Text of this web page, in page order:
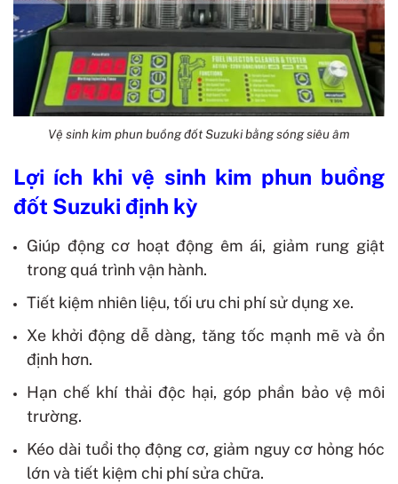
Vệ sinh kim phun buồng đốt Suzuki bằng sóng siêu âm
Lợi ích khi vệ sinh kim phun buồng
đốt Suzuki định kỳ
Giúp động cơ hoạt động êm ái, giảm rung giật
trong quá trình vận hành.
Tiết kiệm nhiên liệu, tối ưu chi phí sử dụng xe.
Xe khởi động dễ dàng, tăng tốc mạnh mẽ và ổn
định hơn.
Hạn chế khí thải độc hại, góp phần bảo vệ môi
trường.
Kéo dài tuổi thọ động cơ, giảm nguy cơ hỏng hóc
lớn và tiết kiệm chi phí sửa chữa.